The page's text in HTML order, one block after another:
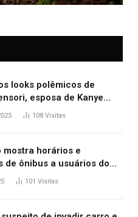
looks polêmicos de
esposa de Kanye
nua no Grammy
108 Visitas
mostra horários e
de ônibus a usuários do
público de Palmas; confira
101 Visitas